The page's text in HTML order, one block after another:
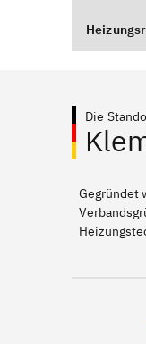
Die
Gegründet